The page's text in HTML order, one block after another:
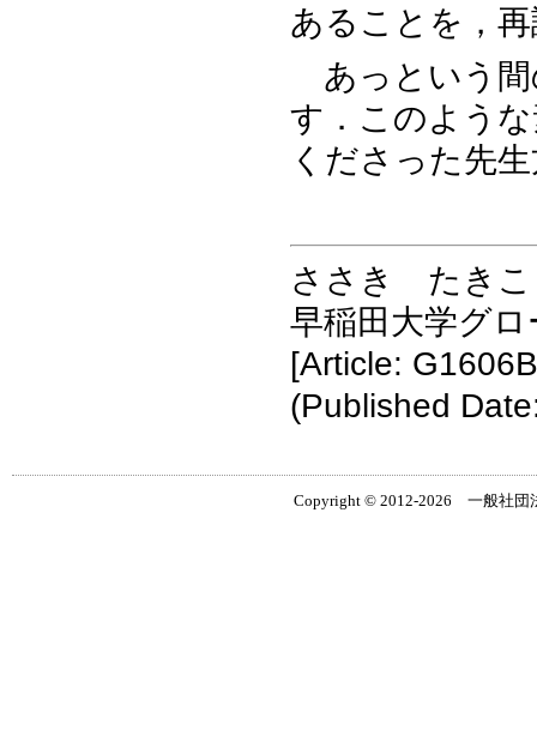
あることを，
あっという間
す．このよう
くださった先
ささき たきこ
早稲田大学グ
[Article:
(Published
Copyright © 2012-2026 一般社団